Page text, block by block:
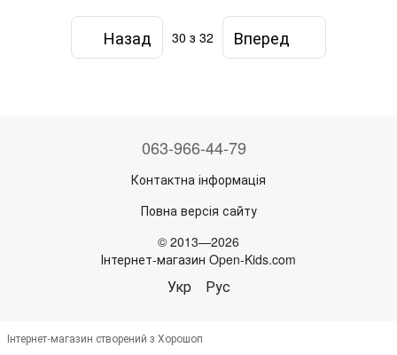
Назад 30 з 32 Вперед
063-966-44-79
Контактна інформація
Повна версія сайту
© 2013—2026
Інтернет-магазин Open-Kids.com
Укр Рус
Інтернет-магазин створений з Хорошоп